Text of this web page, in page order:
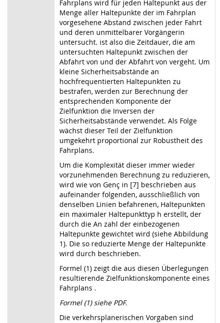
Fahrplans wird für jeden Haltepunkt aus der
Menge aller Haltepunkte der im Fahrplan
vorgesehene Abstand zwischen jeder Fahrt
und deren unmittelbarer Vorgängerin
untersucht. ist also die Zeitdauer, die am
untersuchten Haltepunkt zwischen der
Abfahrt von und der Abfahrt von vergeht. Um
kleine Sicherheitsabstände an
hochfrequentierten Haltepunkten zu
bestrafen, werden zur Berechnung der
entsprechenden Komponente der
Zielfunktion die Inversen der
Sicherheitsabstände verwendet. Als Folge
wächst dieser Teil der Zielfunktion
umgekehrt proportional zur Robustheit des
Fahrplans.
Um die Komplexität dieser immer wieder
vorzunehmenden Berechnung zu reduzieren,
wird wie von Genç in [7] beschrieben aus
aufeinander folgenden, ausschließlich von
denselben Linien befahrenen, Haltepunkten
ein maximaler Haltepunkttyp h erstellt, der
durch die An zahl der einbezogenen
Haltepunkte gewichtet wird (siehe Abbildung
1). Die so reduzierte Menge der Haltepunkte
wird durch beschrieben.
Formel (1) zeigt die aus diesen Überlegungen
resultierende Zielfunktionskomponente eines
Fahrplans .
Formel (1) siehe PDF.
Die verkehrsplanerischen Vorgaben sind